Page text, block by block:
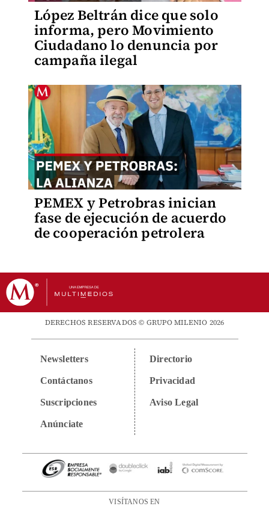
López Beltrán dice que solo
informa, pero Movimiento
Ciudadano lo denuncia por
campaña ilegal
PEMEX y Petrobras inician
fase de ejecución de acuerdo
de cooperación petrolera
DERECHOS RESERVADOS © GRUPO MILENIO 2026
Newsletters
Contáctanos
Suscripciones
Anúnciate
Directorio
Privacidad
Aviso Legal
VISÍTANOS EN